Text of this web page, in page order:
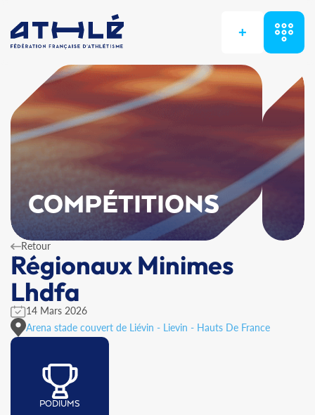
+
COMPÉTITIONS
Retour
Régionaux Minimes
Lhdfa
14 Mars 2026
Arena stade couvert de Liévin - Lievin - Hauts De France
PODIUMS